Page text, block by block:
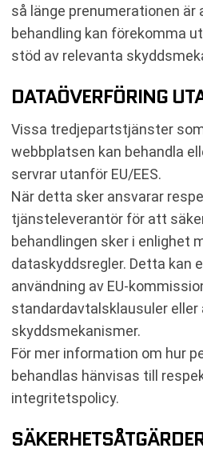
så länge prenumerationen är
behandling kan förekomma
stöd av relevanta
DATAÖVERFÖRING
Vissa tredjepartstjänster
webbplatsen kan behandla
servrar utanför EU/EES.
När detta sker ansvarar
tjänsteleverantör för att
behandlingen sker i enlighet
dataskyddsregler. Detta kan
användning av EU-
standardavtalsklausuler eller
skyddsmekanismer.
För mer information om hur
behandlas hänvisas till
integritetspolicy.